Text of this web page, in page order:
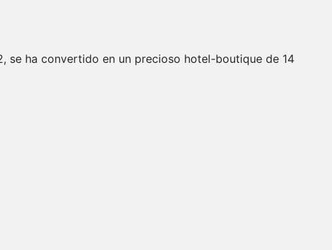
se ha convertido en un precioso hotel-boutique de 14